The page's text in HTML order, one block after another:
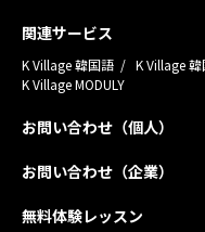
関連サービス
K Village 韓国語 K Village
K Village MODULY
お問い合わせ（個人）
お問い合わせ（企業）
無料体験レッスン